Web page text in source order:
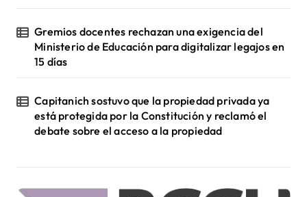
Gremios docentes rechazan una exigencia del
Ministerio de Educación para digitalizar legajos en
15 días
Capitanich sostuvo que la propiedad privada ya
está protegida por la Constitución y reclamó el
debate sobre el acceso a la propiedad